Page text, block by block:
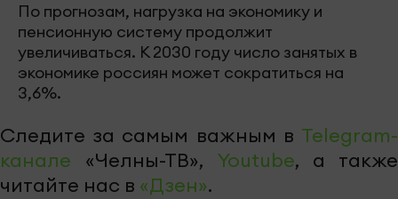
По прогнозам, нагрузка на экономику и
пенсионную систему продолжит
увеличиваться. К 2030 году число занятых в
экономике россиян может сократиться на
3,6%.
Следите за самым важным в Telegram-
канале «Челны-ТВ», Youtube, а также
читайте нас в «Дзен».